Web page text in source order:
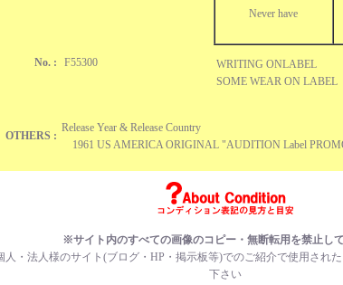
Never have
WRITING ONLABEL
SOME WEAR ON LABEL
No. : F55300
OTHERS :
Release Year & Release Country
1961 US AMERICA ORIGINAL "AUDITION Label
※サイト内のすべての画像のコピー・無断転用を禁止し
人・法人様のサイト(ブログ・HP・掲示板等)でのご紹介で使用され
下さい